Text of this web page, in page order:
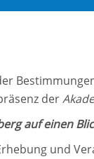
der
auf einen
und